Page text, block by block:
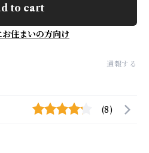
to cart
お住まいの方向け
通報する
(8)